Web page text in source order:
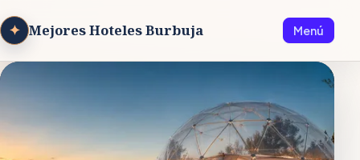
✦ Mejores Hoteles Burbuja Menú